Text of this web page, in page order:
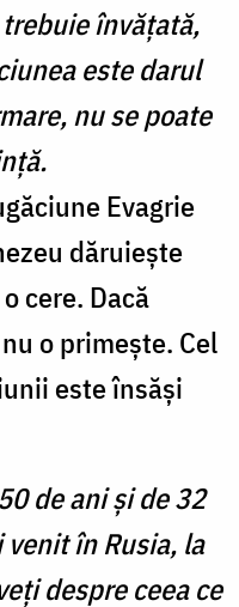
învăţată,
este darul
nu se poate
Evagrie
dăruieşte
cere. Dacă
o primeşte. Cel
este însăşi
de ani și de 32
în Rusia, la
despre ceea ce